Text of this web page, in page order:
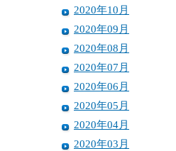
2020年10月
2020年09月
2020年08月
2020年07月
2020年06月
2020年05月
2020年04月
2020年03月